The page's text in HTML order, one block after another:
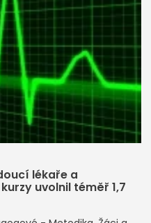
lékaře a
uvolnil téměř 1,7